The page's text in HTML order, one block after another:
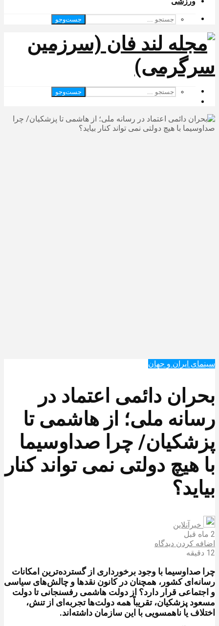
جست‌وجو
جست‌وجو
سینمای ایران و جهان
بحران دائمی اعتماد در
رسانه ملی؛ از هاشمی تا
پزشکیان/ چرا صداوسیما
با هیچ دولتی نمی تواند کنار
بیاید؟
خبرآنلاین
2 ماه قبل
اضافه کردن دیدگاه
12 دقیقه
چرا صداوسیما با وجود برخورداری از گسترده‌ترین امکانات
رسانه‌ای کشور، همچنان در کانون نقدها و چالش‌های سیاسی
و اجتماعی قرار دارد؟ از دولت هاشمی رفسنجانی تا دولت
مسعود پزشکیان، تقریباً همه دولت‌ها تجربه‌ای از تنش،
اختلاف یا ناهمسویی با این سازمان داشته‌اند.